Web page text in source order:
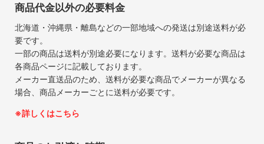
商品代金以外の必要料金
北海道・沖縄県・離島などの一部地域への発送は別途送料が必
要です。
一部の商品は送料が別途必要になります。送料が必要な商品は
各商品ページに記載しております。
メーカー直送品のため、送料が必要な商品でメーカーが異なる
場合、商品メーカーごとに送料が必要です。
※詳しくはこちら